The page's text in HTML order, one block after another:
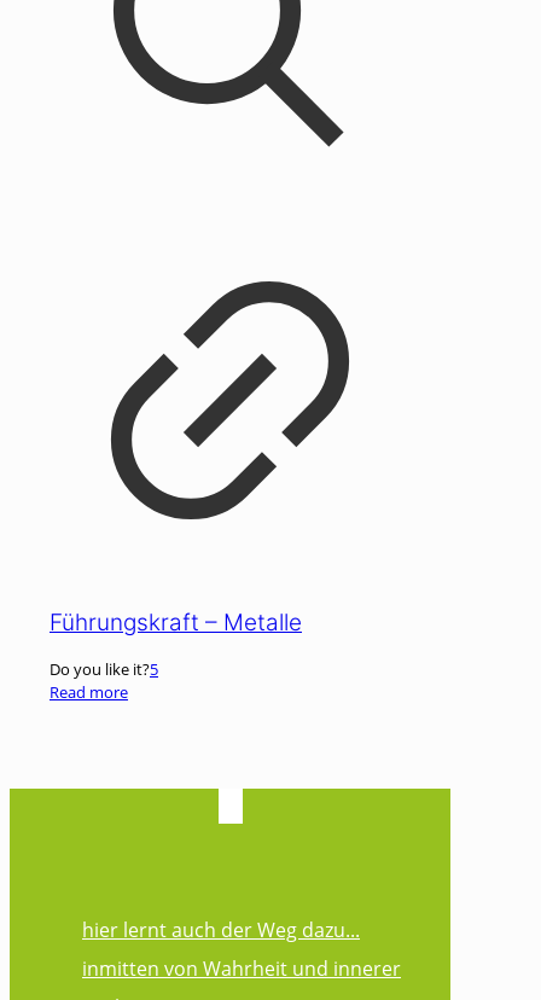
Führungskraft – Metalle
Do you like it?5
Read more
hier lernt auch der Weg dazu...
inmitten von Wahrheit und innerer